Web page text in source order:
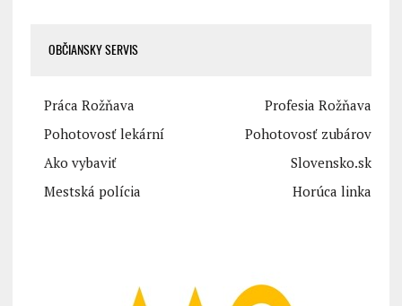
OBČIANSKY SERVIS
Práca Rožňava
Profesia Rožňava
Pohotovosť lekární
Pohotovosť zubárov
Ako vybaviť
Slovensko.sk
Mestská polícia
Horúca linka